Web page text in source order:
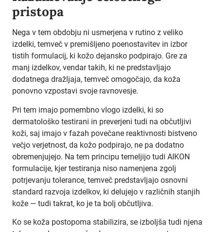
pristopa
Nega v tem obdobju ni usmerjena v rutino z veliko
izdelki, temveč v premišljeno poenostavitev in izbor
tistih formulacij, ki kožo dejansko podpirajo. Gre za
manj izdelkov, vendar takih, ki ne predstavljajo
dodatnega dražljaja, temveč omogočajo, da koža
ponovno vzpostavi svoje ravnovesje.
Pri tem imajo pomembno vlogo izdelki, ki so
dermatološko testirani in preverjeni tudi na občutljivi
koži, saj imajo v fazah povečane reaktivnosti bistveno
večjo verjetnost, da kožo podpirajo, ne pa dodatno
obremenjujejo. Na tem principu temeljijo tudi AIKON
formulacije, kjer testiranja niso namenjena zgolj
potrjevanju tolerance, temveč predstavljajo osnovni
standard razvoja izdelkov, ki delujejo v različnih stanjih
kože — tudi takrat, ko je ta bolj občutljiva.
Ko se koža postopoma stabilizira, se izboljša tudi njena